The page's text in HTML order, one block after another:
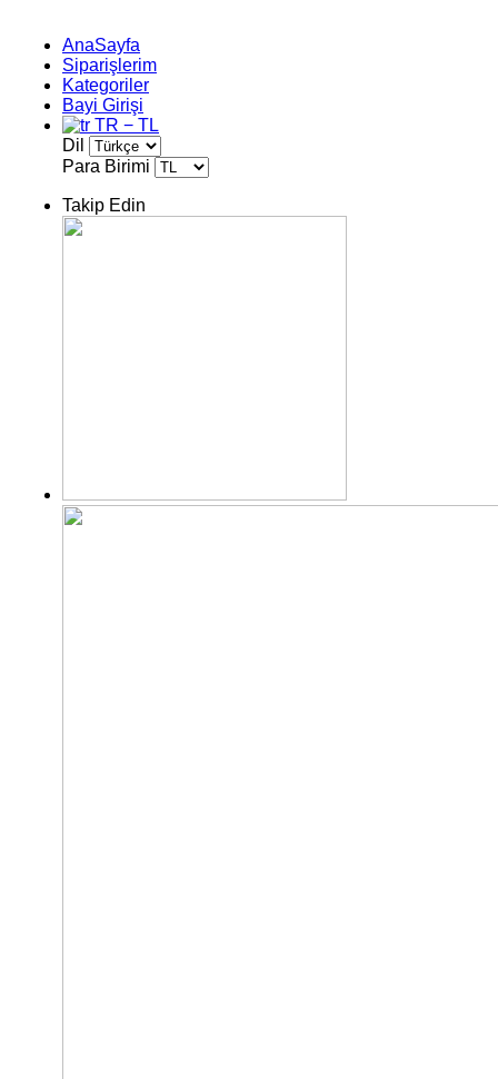
AnaSayfa
Siparişlerim
Kategoriler
Bayi Girişi
TR − TL
Dil
Para Birimi
Takip Edin